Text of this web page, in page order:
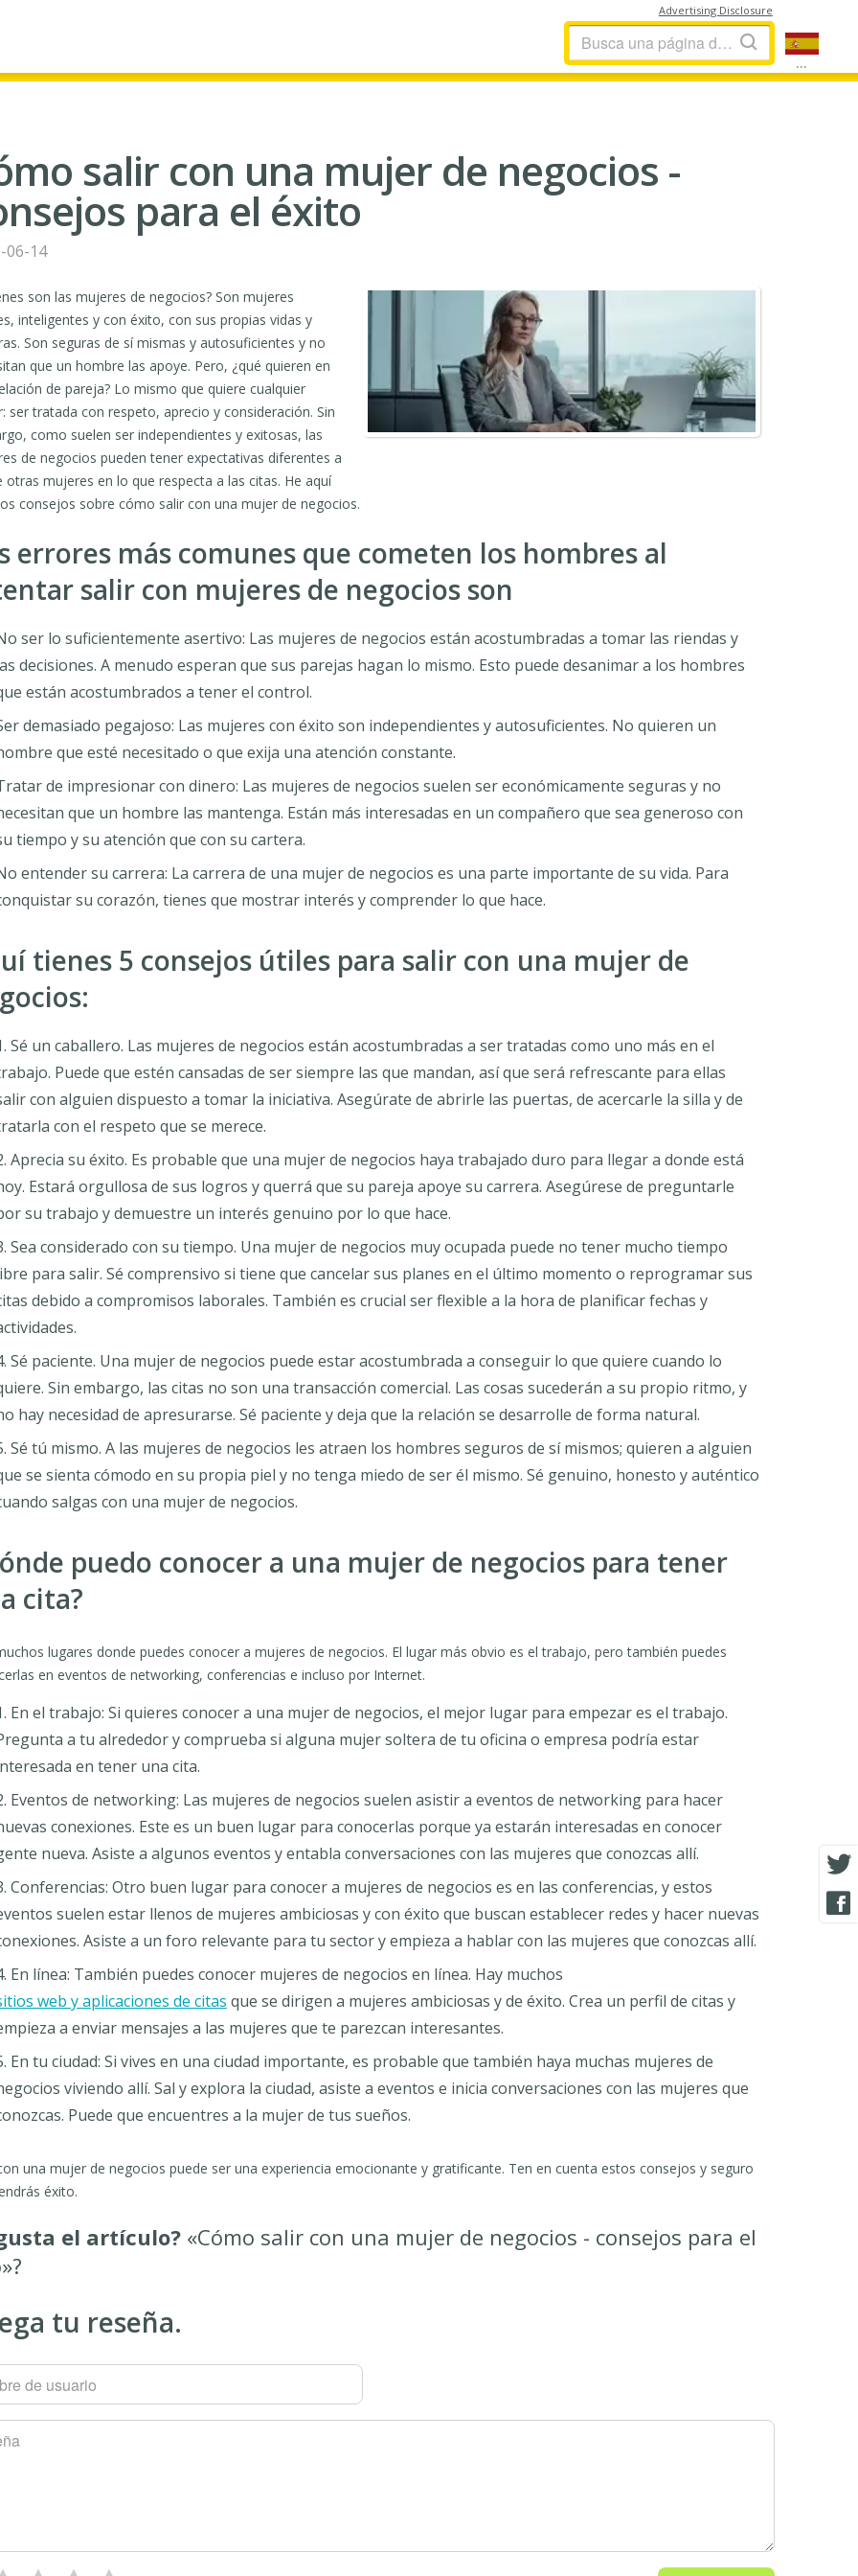
...
Advertising Disclosure
salir con una mujer de negocios -
para el éxito
06-14
son las mujeres de negocios? Son mujeres
inteligentes y con éxito, con sus propias vidas y
Son seguras de sí mismas y autosuficientes y no
que un hombre las apoye. Pero, ¿qué quieren en
de pareja? Lo mismo que quiere cualquier
ser tratada con respeto, aprecio y consideración. Sin
como suelen ser independientes y exitosas, las
de negocios pueden tener expectativas diferentes a
otras mujeres en lo que respecta a las citas. He aquí
consejos sobre cómo salir con una mujer de negocios.
errores más comunes que cometen los hombres al
salir con mujeres de negocios son
ser lo suficientemente asertivo: Las mujeres de negocios están acostumbradas a tomar las riendas y
decisiones. A menudo esperan que sus parejas hagan lo mismo. Esto puede desanimar a los hombres
están acostumbrados a tener el control.
demasiado pegajoso: Las mujeres con éxito son independientes y autosuficientes. No quieren un
que esté necesitado o que exija una atención constante.
de impresionar con dinero: Las mujeres de negocios suelen ser económicamente seguras y no
que un hombre las mantenga. Están más interesadas en un compañero que sea generoso con
tiempo y su atención que con su cartera.
entender su carrera: La carrera de una mujer de negocios es una parte importante de su vida. Para
su corazón, tienes que mostrar interés y comprender lo que hace.
tienes 5 consejos útiles para salir con una mujer de
Sé un caballero. Las mujeres de negocios están acostumbradas a ser tratadas como uno más en el
Puede que estén cansadas de ser siempre las que mandan, así que será refrescante para ellas
con alguien dispuesto a tomar la iniciativa. Asegúrate de abrirle las puertas, de acercarle la silla y de
con el respeto que se merece.
Aprecia su éxito. Es probable que una mujer de negocios haya trabajado duro para llegar a donde está
Estará orgullosa de sus logros y querrá que su pareja apoye su carrera. Asegúrese de preguntarle
su trabajo y demuestre un interés genuino por lo que hace.
Sea considerado con su tiempo. Una mujer de negocios muy ocupada puede no tener mucho tiempo
para salir. Sé comprensivo si tiene que cancelar sus planes en el último momento o reprogramar sus
debido a compromisos laborales. También es crucial ser flexible a la hora de planificar fechas y
Sé paciente. Una mujer de negocios puede estar acostumbrada a conseguir lo que quiere cuando lo
Sin embargo, las citas no son una transacción comercial. Las cosas sucederán a su propio ritmo, y
hay necesidad de apresurarse. Sé paciente y deja que la relación se desarrolle de forma natural.
Sé tú mismo. A las mujeres de negocios les atraen los hombres seguros de sí mismos; quieren a alguien
se sienta cómodo en su propia piel y no tenga miedo de ser él mismo. Sé genuino, honesto y auténtico
salgas con una mujer de negocios.
puedo conocer a una mujer de negocios para tener
cita?
lugares donde puedes conocer a mujeres de negocios. El lugar más obvio es el trabajo, pero también puedes
en eventos de networking, conferencias e incluso por Internet.
En el trabajo: Si quieres conocer a una mujer de negocios, el mejor lugar para empezar es el trabajo.
a tu alrededor y comprueba si alguna mujer soltera de tu oficina o empresa podría estar
en tener una cita.
Eventos de networking: Las mujeres de negocios suelen asistir a eventos de networking para hacer
conexiones. Este es un buen lugar para conocerlas porque ya estarán interesadas en conocer
nueva. Asiste a algunos eventos y entabla conversaciones con las mujeres que conozcas allí.
Conferencias: Otro buen lugar para conocer a mujeres de negocios es en las conferencias, y estos
suelen estar llenos de mujeres ambiciosas y con éxito que buscan establecer redes y hacer nuevas
Asiste a un foro relevante para tu sector y empieza a hablar con las mujeres que conozcas allí.
En línea: También puedes conocer mujeres de negocios en línea. Hay muchos
web y aplicaciones de citas que se dirigen a mujeres ambiciosas y de éxito. Crea un perfil de citas y
a enviar mensajes a las mujeres que te parezcan interesantes.
En tu ciudad: Si vives en una ciudad importante, es probable que también haya muchas mujeres de
viviendo allí. Sal y explora la ciudad, asiste a eventos e inicia conversaciones con las mujeres que
Puede que encuentres a la mujer de tus sueños.
una mujer de negocios puede ser una experiencia emocionante y gratificante. Ten en cuenta estos consejos y seguro
éxito.
el artículo? «Cómo salir con una mujer de negocios - consejos para el
tu reseña.
de usuario